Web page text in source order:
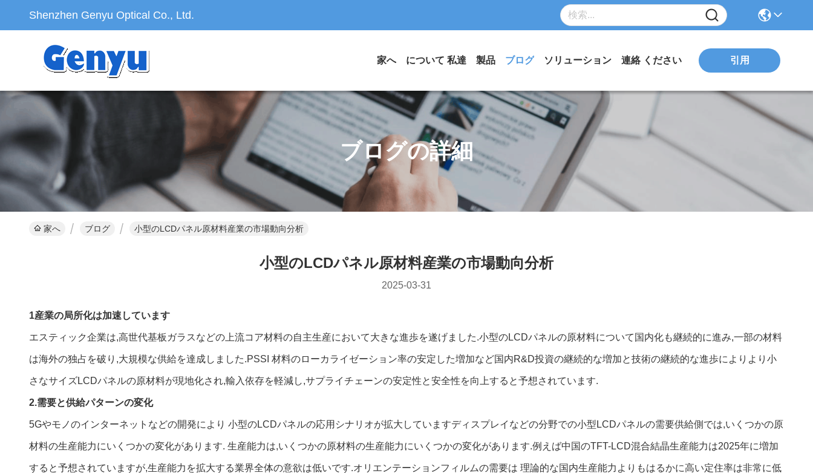
Shenzhen Genyu Optical Co., Ltd.
家へ について 私達 製品 ブログ ソリューション 連絡 ください 引用
ブログの詳細
家へ ブログ 小型のLCDパネル原材料産業の市場動向分析
小型のLCDパネル原材料産業の市場動向分析
2025-03-31
1産業の局所化は加速しています
エスティック企業は,高世代基板ガラスなどの上流コア材料の自主生産において大きな進歩を遂げました.小型のLCDパネルの原材料について国内化も継続的に進み,一部の材料
は海外の独占を破り,大規模な供給を達成しました.PSSI 材料のローカライゼーション率の安定した増加など国内R&D投資の継続的な増加と技術の継続的な進歩によりより小
さなサイズLCDパネルの原材料が現地化され,輸入依存を軽減し,サプライチェーンの安定性と安全性を向上すると予想されています.
2.需要と供給パターンの変化
5Gやモノのインターネットなどの開発により 小型のLCDパネルの応用シナリオが拡大していますディスプレイなどの分野での小型LCDパネルの需要供給側では,いくつかの原
材料の生産能力にいくつかの変化があります. 生産能力は,いくつかの原材料の生産能力にいくつかの変化があります.例えば中国のTFT-LCD混合結晶生産能力は2025年に増加
すると予想されていますが,生産能力を拡大する業界全体の意欲は低いです.オリエンテーションフィルムの需要は 理論的な国内生産能力よりもはるかに高い定住率は非常に低